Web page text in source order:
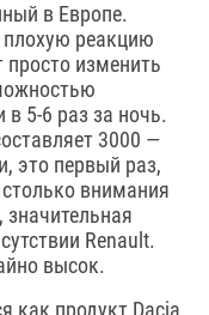
в Европе.
плохую реакцию
изменить
5-6 раз за ночь.
3000 —
это первый раз,
внимания
Renault.
высок.
как продукт Dacia